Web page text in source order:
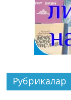
Рубрикалар